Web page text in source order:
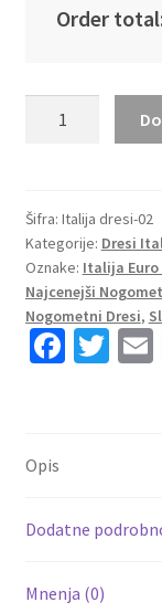
Order
Euro
2024
Italija
Domači
EM
2024
Šifra: Italija dresi-02
Kategorije: Dresi
Oznake: Italija Euro
Najcenejši
Nogometni Dresi,
Fa
k
T
Opis
Dodatne
Mnenja (0)